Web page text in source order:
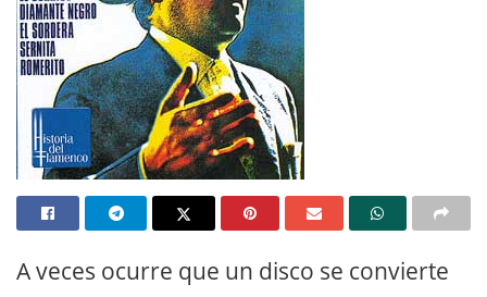
A veces ocurre que un disco se convierte